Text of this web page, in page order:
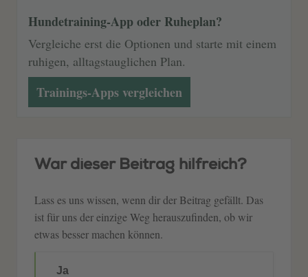
Hundetraining-App oder Ruheplan?
Vergleiche erst die Optionen und starte mit einem
ruhigen, alltagstauglichen Plan.
Trainings-Apps vergleichen
War dieser Beitrag hilfreich?
Lass es uns wissen, wenn dir der Beitrag gefällt. Das
ist für uns der einzige Weg herauszufinden, ob wir
etwas besser machen können.
Ja